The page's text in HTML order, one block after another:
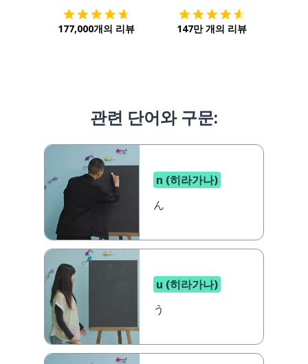
177,000개의 리뷰 147만 개의 리뷰
관련 단어와 구문:
n (히라가나)
ん
u (히라가나)
う